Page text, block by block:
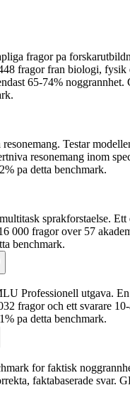
fragor pa
fragor fran biologi,
65-74% noggrannhet.
. Testar
resonemang inom
pa detta benchmark.
sprakforstaelse. Ett
000 fragor over 57
benchmark.
Professionell utgava.
fragor och ett svarare
pa detta benchmark.
for faktisk
faktabaserade svar.